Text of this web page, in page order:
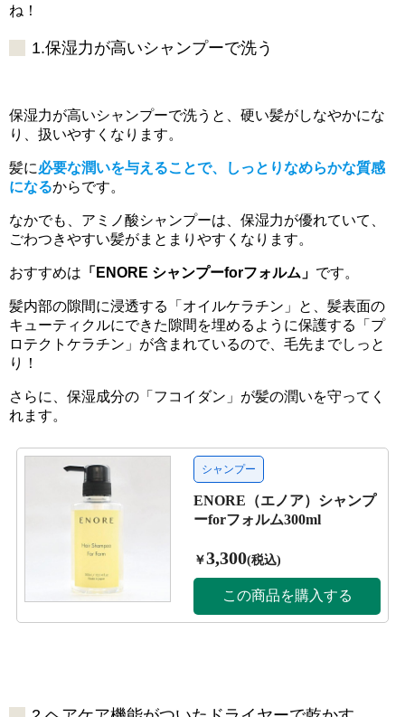
ね！
1.保湿力が高いシャンプーで洗う
保湿力が高いシャンプーで洗うと、硬い髪がしなやかにな
り、扱いやすくなります。
髪に必要な潤いを与えることで、しっとりなめらかな質感
になるからです。
なかでも、アミノ酸シャンプーは、保湿力が優れていて、
ごわつきやすい髪がまとまりやすくなります。
おすすめは 「ENORE シャンプーforフォルム」 です。
髪内部の隙間に浸透する「オイルケラチン」と、髪表面の
キューティクルにできた隙間を埋めるように保護する「プ
ロテクトケラチン」が含まれているので、毛先までしっと
り！
さらに、保湿成分の「フコイダン」が髪の潤いを守ってく
れます。